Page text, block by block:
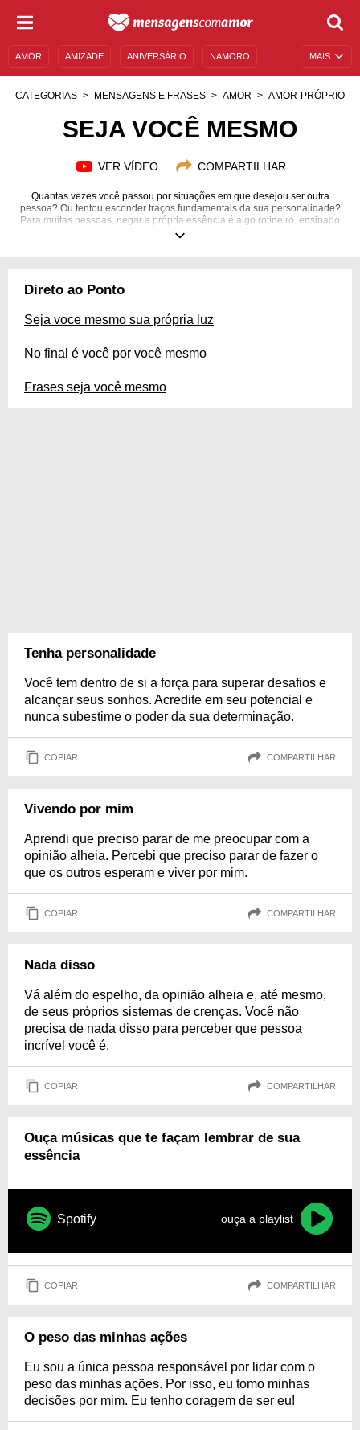
MAIS
AMOR AMIZADE ANIVERSÁRIO NAMORO
CATEGORIAS MENSAGENS E FRASES AMOR AMOR-PRÓPRIO
SEJA VOCÊ MESMO
VER VÍDEO COMPARTILHAR
Quantas vezes você passou por situações em que desejou ser outra
pessoa? Ou tentou esconder traços fundamentais da sua personalidade?
Para muitas pessoas, negar a própria essência é algo rotineiro, ensinado
desde os primeiros anos de consciência. Mas isso não pode ser
especiais palavras da nossa seleção de mensagens e seja você mesmo!
Direto ao Ponto
Seja voce mesmo sua própria luz
No final é você por você mesmo
Frases seja você mesmo
Tenha personalidade
Você tem dentro de si a força para superar desafios e
alcançar seus sonhos. Acredite em seu potencial e
nunca subestime o poder da sua determinação.
COPIAR COMPARTILHAR
Vivendo por mim
Aprendi que preciso parar de me preocupar com a
opinião alheia. Percebi que preciso parar de fazer o
que os outros esperam e viver por mim.
COPIAR COMPARTILHAR
Nada disso
Vá além do espelho, da opinião alheia e, até mesmo,
de seus próprios sistemas de crenças. Você não
precisa de nada disso para perceber que pessoa
incrível você é.
COPIAR COMPARTILHAR
Ouça músicas que te façam lembrar de sua
essência
Spotify ouça a playlist
COPIAR COMPARTILHAR
O peso das minhas ações
Eu sou a única pessoa responsável por lidar com o
peso das minhas ações. Por isso, eu tomo minhas
decisões por mim. Eu tenho coragem de ser eu!